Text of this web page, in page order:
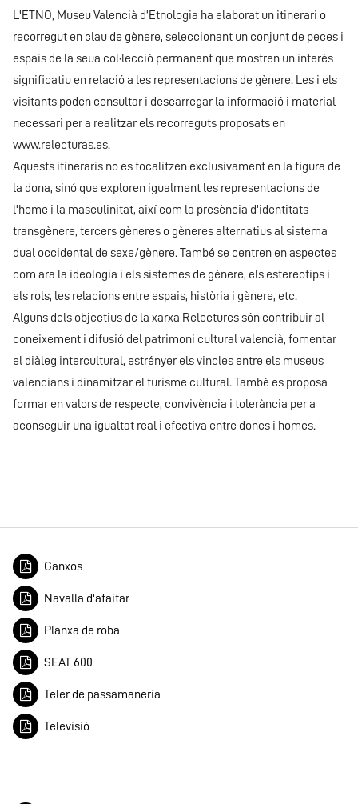
L'ETNO, Museu Valencià d’Etnologia ha elaborat un itinerari o
recorregut en clau de gènere, seleccionant un conjunt de peces i
espais de la seua col·lecció permanent que mostren un interés
significatiu en relació a les representacions de gènere. Les i els
visitants poden consultar i descarregar la informació i material
necessari per a realitzar els recorreguts proposats en
www.relecturas.es.
Aquests itineraris no es focalitzen exclusivament en la figura de
la dona, sinó que exploren igualment les representacions de
l'home i la masculinitat, així com la presència d'identitats
transgènere, tercers gèneres o gèneres alternatius al sistema
dual occidental de sexe/gènere. També se centren en aspectes
com ara la ideologia i els sistemes de gènere, els estereotips i
els rols, les relacions entre espais, història i gènere, etc.
Alguns dels objectius de la xarxa Relectures són contribuir al
coneixement i difusió del patrimoni cultural valencià, fomentar
el diàleg intercultural, estrényer els vincles entre els museus
valencians i dinamitzar el turisme cultural. També es proposa
formar en valors de respecte, convivència i tolerància per a
aconseguir una igualtat real i efectiva entre dones i homes.
Ganxos
Navalla d'afaitar
Planxa de roba
SEAT 600
Teler de passamaneria
Televisió